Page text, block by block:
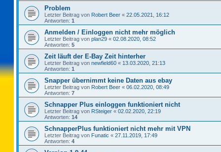
Problem
Letzter Beitrag von Robert Beer « 22.05.2021, 16:12
Antworten: 1
Anmelden / Einloggen nicht mehr möglich
Letzter Beitrag von plan29 « 02.08.2020, 08:52
Antworten: 5
Zeit läuft der E-Bay Zeit hinterher
Letzter Beitrag von newfield60 « 13.03.2020, 21:13
Antworten: 1
Snapper übernimmt keine Daten aus ebay
Letzter Beitrag von Robert Beer « 06.02.2020, 08:49
Antworten: 7
Schnapper Plus einloggen funktioniert nicht
Letzter Beitrag von RSteiger « 02.02.2020, 22:19
Antworten: 14
SchnapperPlus funktioniert nicht mehr mit VPN
Letzter Beitrag von Funatic « 27.11.2019, 17:49
Antworten: 4